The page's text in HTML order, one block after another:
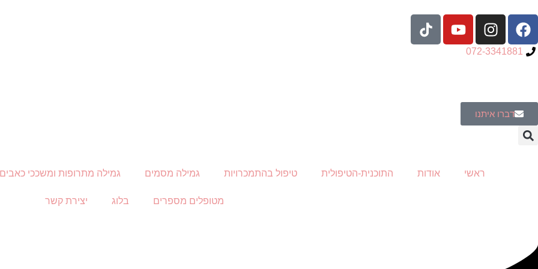
072-3341881
דברו איתנו
ראשי אודות התוכנית-הטיפולית טיפול בהתמכרויות גמילה מסמים גמילה מתרופות ומשככי כאבים
מטופלים מספרים בלוג יצירת קשר